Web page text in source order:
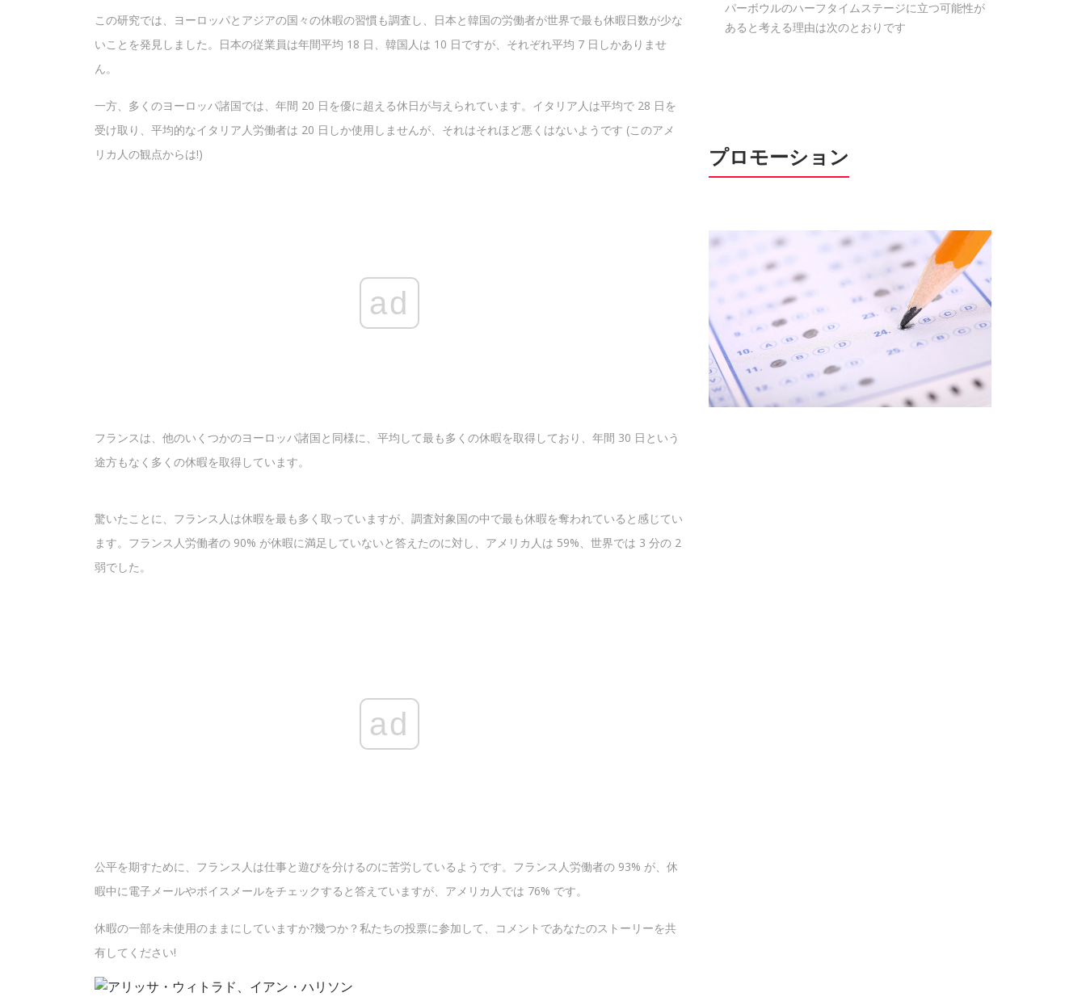
この研究では、ヨーロッパとアジアの国々の休暇の習慣も調査し、日本と韓国の労働者が世界で最も休暇日数が少な
いことを発見しました。日本の従業員は年間平均 18 日、韓国人は 10 日ですが、それぞれ平均 7 日しかありませ
ん。
一方、多くのヨーロッパ諸国では​​、年間 20 日を優に超える休日が与えられています。イタリア人は平均で 28 日を
受け取り、平均的なイタリア人労働者は 20 日しか使用しませんが、それはそれほど悪くはないようです (このアメ
リカ人の観点からは!)
ad
フランスは、他のいくつかのヨーロッパ諸国と同様に、平均して最も多くの休暇を取得しており、年間 30 日という
途方もなく多くの休暇を取得しています。
驚いたことに、フランス人は休暇を最も多く取っていますが、調査対象国の中で最も休暇を奪われていると感じてい
ます。フランス人労働者の 90% が休暇に満足していないと答えたのに対し、アメリカ人は 59%、世界では 3 分の 2
弱でした。
ad
公平を期すために、フランス人は仕事と遊びを分けるのに苦労しているようです。フランス人労働者の 93% が、休
暇中に電子メールやボイスメールをチェックすると答えていますが、アメリカ人では 76% です。
休暇の一部を未使用のままにしていますか?幾つか？私たちの投票に参加して、コメントであなたのストーリーを共
有してください!
パーボウルのハーフタイムステージに立つ可能性が
あると考える理由は次のとおりです
プロモーション